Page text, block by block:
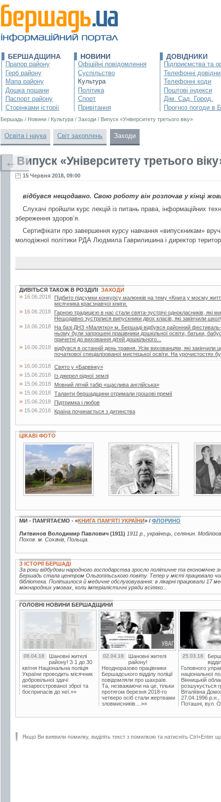
БЕРШАДЩИНА
Прапор району
Герб району
Мапа району
Дошка пошани
Паспорт району
Сторінками історії
НОВИНИ
Офіційні повідомлення
Суспільство
Культура
Політика
Спорт
Привітання
ДОВІДНИКИ
Підприємства та
Телефонні
Телефонні коди
Поштові індекси
Дім. Сад. Город.
Прогноз погоди в
Бершадь / Новини / Культура / Заходи / Випуск «Університету третього віку»
Освіта і наука Світ захоплень Заходи
Випуск «Університету третього
15 Червня 2018, 09:00
відбувся нещодавно. Свою роботу він розпочав у кінці
Слухачі пройшли курс лекцій із питань права, інформаційних
збереження здоров’я.
Сертифікати про завершення курсу навчання «випускникам»
молодіжної політики РДА Людмила Гаврилишина і директор
←
ДИВІТЬСЯ ТАКОЖ В РОЗДІЛІ ЗАХОДИ
» 16.06.2018
Підбито підсумки конкурсу малюнків на тему «Книга у моєму
місячника краєзнавчої книги.
» 16.06.2018
Гарною традицією в нас стали свята-зустрічі однокласників, які
Нещодавно зустрілися випускники двох класів, які закінчили
» 16.06.2018
На базі ДНЗ «Малятко» м. Бершаді відбувся районний
ньому були запрошені працівники дошкільної освіти, батьки,
причетні до виховання дітей дошкільного...
» 16.06.2018 відбувся в останній день травня. Усім вихованцям, які
початкової спеціалізованої мистецької освіти. На урочистостях
» 16.06.2018 Свято у «Барвінку»
» 15.06.2018 Із джерел рідної землі
» 15.06.2018 Мовний літній табір «щаслива англійська»
» 15.06.2018 Таланти бершадщини отримали грошові премії
» 15.06.2018 Підтримка і любов
» 15.06.2018 Країна починається з дитинства
ЦІКАВІ ФОТО
2 фото 2
МИ - ПАМ’ЯТАЄМО - «КНИГА ПАМ’ЯТІ УКРАЇНИ» / ФЛОРИНО
Литвинов Володимир Павлович (1911) 1911 р., українець, селянин.
Похов. м. Сохачів, Польща.
З ІСТОРІЇ БЕРШАДІ
За роки відбудови народного господарства зросло політичне та економічне
Бершадь стала центром Ольгопільського повіту. Тепер у місті працювало
бібліотека. Поліпшилося й медичне обслуговування: в лікарні працювали 17
міжнародних умовах, коли імперіалістичні уряди всіляко...
ГОЛОВНІ НОВИНИ БЕРШАДЩИНИ
06.04.18
Шановні жителі
району! З 1 до 30
квітня Національна поліція
України проводить місячник
добровільної здачі
незареєстрованої зброї та
боєприпасів до неї.»»
02.04.18
Шановні жителі
району!
Неодноразово працівники
Бершадського відділу поліції
повідомляли про шахраїв.
Та, незважаючи на це, тільки
протягом березня 2018-го
четверо осіб стали жертвами
зловмисників....»»
25.03.18
Головного
національної
Вінницькій
розшукується
Віталіївна
27.04.1996 р.н.,
Поташні, вул.
Якщо Ви виявили помилку, виділіть текст з помилкою та натисніть Ctrl+Enter